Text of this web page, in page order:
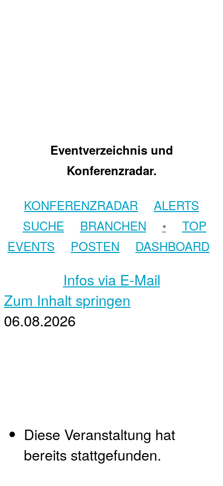
Eventverzeichnis und
Konferenzradar.
KONFERENZRADAR
ALERTS
SUCHE
BRANCHEN •
TOP
EVENTS
POSTEN DASHBOARD
Infos via E-Mail
Zum Inhalt springen
06.08.2026
Diese Veranstaltung hat
bereits stattgefunden.